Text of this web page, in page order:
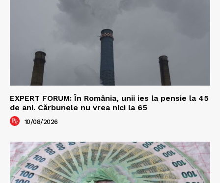
EXPERT FORUM: În România, unii ies la pensie la 45
de ani. Cărbunele nu vrea nici la 65
10/08/2026